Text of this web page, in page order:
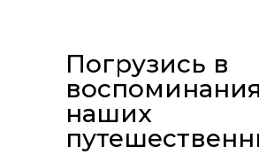
Погрузись в
воспоминания
наших